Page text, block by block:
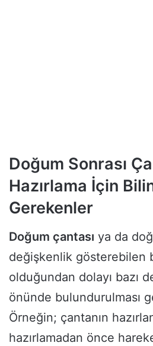
Doğum Sonrası
Hazırlama İçin
Gerekenler
Doğum çantası ya da
değişkenlik gösterebilen
olduğundan dolayı bazı
önünde bulundurulması
Örneğin; çantanın
hazırlamadan önce hareket